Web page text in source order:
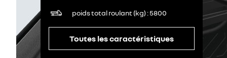
poids total roulant (kg) 5800
Toutes les caractéristiques